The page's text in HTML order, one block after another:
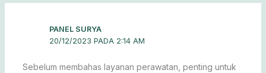
PANEL SURYA
20/12/2023 PADA 2:14 AM
Sebelum membahas layanan perawatan, penting untuk